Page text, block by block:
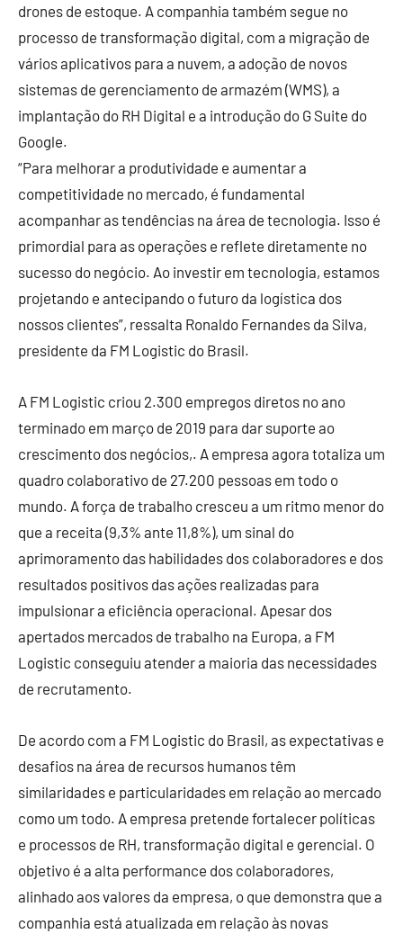
drones de estoque. A companhia também segue no
processo de transformação digital, com a migração de
vários aplicativos para a nuvem, a adoção de novos
sistemas de gerenciamento de armazém (WMS), a
implantação do RH Digital e a introdução do G Suite do
Google.
“Para melhorar a produtividade e aumentar a
competitividade no mercado, é fundamental
acompanhar as tendências na área de tecnologia. Isso é
primordial para as operações e reflete diretamente no
sucesso do negócio. Ao investir em tecnologia, estamos
projetando e antecipando o futuro da logística dos
nossos clientes”, ressalta Ronaldo Fernandes da Silva,
presidente da FM Logistic do Brasil.
A FM Logistic criou 2.300 empregos diretos no ano
terminado em março de 2019 para dar suporte ao
crescimento dos negócios,. A empresa agora totaliza um
quadro colaborativo de 27.200 pessoas em todo o
mundo. A força de trabalho cresceu a um ritmo menor do
que a receita (9,3% ante 11,8%), um sinal do
aprimoramento das habilidades dos colaboradores e dos
resultados positivos das ações realizadas para
impulsionar a eficiência operacional. Apesar dos
apertados mercados de trabalho na Europa, a FM
Logistic conseguiu atender a maioria das necessidades
de recrutamento.
De acordo com a FM Logistic do Brasil, as expectativas e
desafios na área de recursos humanos têm
similaridades e particularidades em relação ao mercado
como um todo. A empresa pretende fortalecer políticas
e processos de RH, transformação digital e gerencial. O
objetivo é a alta performance dos colaboradores,
alinhado aos valores da empresa, o que demonstra que a
companhia está atualizada em relação às novas